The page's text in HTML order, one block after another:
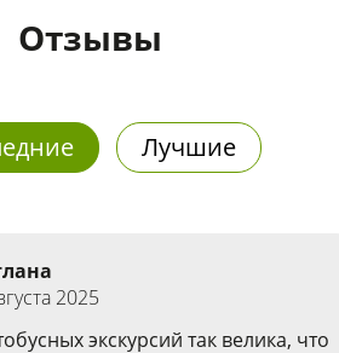
Отзывы
Лучшие
2025
экскурсий так велика, что